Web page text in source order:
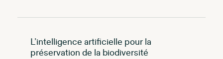
L’intelligence artificielle pour la
préservation de la biodiversité